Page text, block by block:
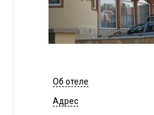
Об отеле
Адрес